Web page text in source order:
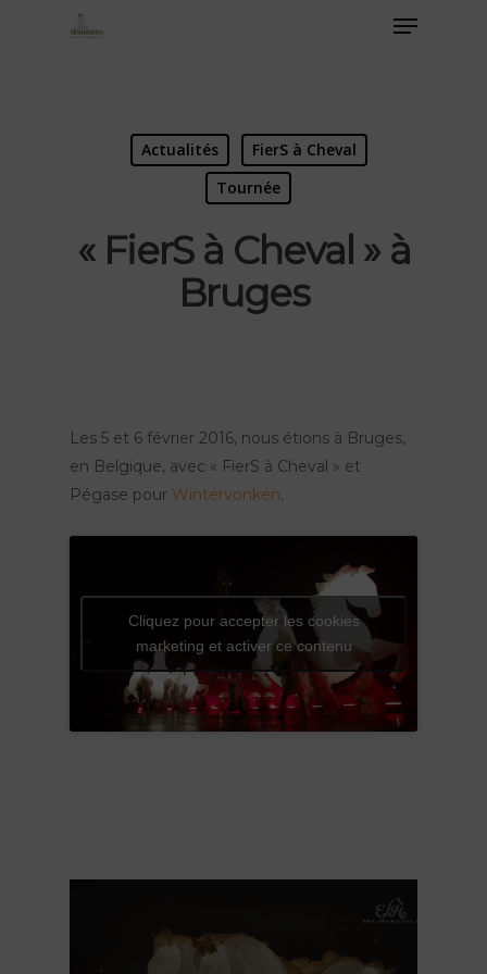
Actualités
FierS à Cheval
Tournée
« FierS à Cheval » à
Bruges
Les 5 et 6 février 2016, nous étions à Bruges,
en Belgique, avec « FierS à Cheval » et
Pégase pour Wintervonken.
Cliquez pour accepter les cookies
marketing et activer ce contenu